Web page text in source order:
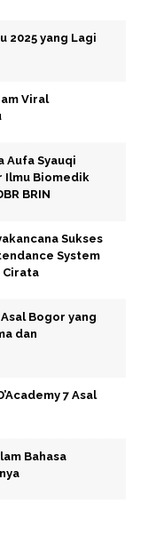
2025 yang Lagi
Viral
Aufa Syauqi
Ilmu Biomedik
BRIN
Sukses
System
Cirata
Asal Bogor yang
dan
7 Asal
Bahasa